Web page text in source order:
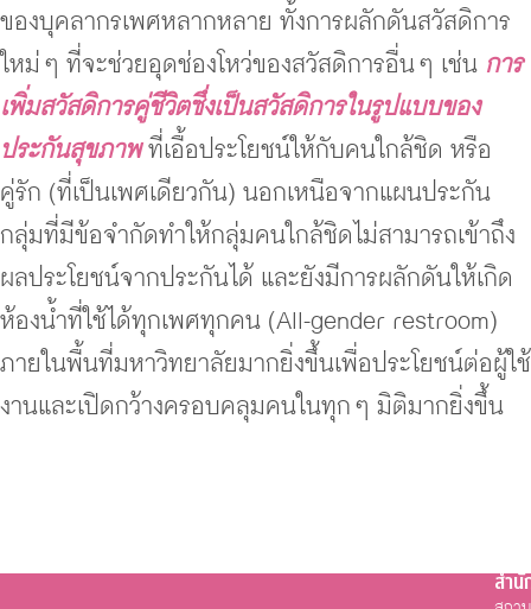
ของบุคลากรเพศหลากหลาย ทั้งการผลักดันสวัสดิการ
ใหม่ ๆ ที่จะช่วยอุดช่องโหว่ของสวัสดิการอื่น ๆ เช่น การ
เพิ่มสวัสดิการคู่ชีวิตซึ่งเป็นสวัสดิการในรูปแบบของ
ประกันสุขภาพที่เอื้อประโยชน์ให้กับคนใกล้ชิด หรือ
คู่รัก (ที่เป็นเพศเดียวกัน) นอกเหนือจากแผนประกัน
กลุ่มที่มีข้อจำกัดทำให้กลุ่มคนใกล้ชิดไม่สามารถเข้าถึง
ผลประโยชน์จากประกันได้ และยังมีการผลักดันให้เกิด
ห้องน้ำที่ใช้ได้ทุกเพศทุกคน (All-gender restroom)
ภายในพื้นที่มหาวิทยาลัยมากยิ่งขึ้นเพื่อประโยชน์ต่อผู้ใช้
งานและเปิดกว้างครอบคลุมคนในทุก ๆ มิติมากยิ่งขึ้น
สำ